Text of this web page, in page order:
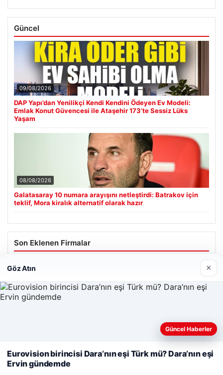
Güncel
09/08/2026
DAP Yapı’dan Yenilikçi Kendi Kendini Ödeyen Ev Modeli:
Emlak Konut Güvencesi ile Ataşehir 173’te Sessiz Lüks
Yaşam
08/08/2026
Galatasaray 10 numara arayışını netleştirdi: Batrakov için
teklif, Mora kiralık alternatif olarak hazır
Son Eklenen Firmalar
Cengiz Sigorta
© 2026 Renkli Yazı – Güncel Haberler
Web sitemizi nasıl kullandığınızı daha iyi anlayabilmek,
kullanıyoruz.Çerez Politikamız
Reddet Kabul Et
Göz Atın ×
Güncel Haberler
Eurovision birincisi Dara’nın eşi Türk mü? Dara’nın eşi
Ervin gündemde